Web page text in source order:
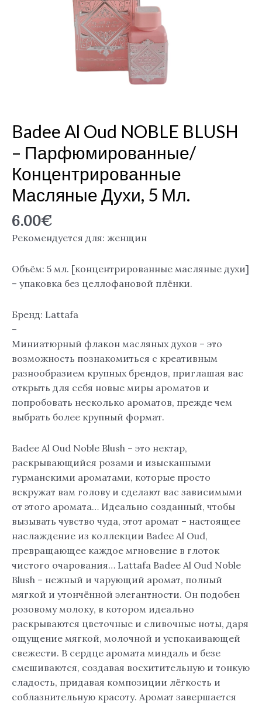
Badee Al Oud NOBLE BLUSH
– Парфюмированные/
Концентрированные
Масляные Духи, 5 Мл.
6.00€
Рекомендуется для: женщин
Объём: 5 мл. [концентрированные масляные духи]
– упаковка без целлофановой плёнки.
Бренд: Lattafa
–
Миниатюрный флакон масляных духов – это
возможность познакомиться с креативным
разнообразием крупных брендов, приглашая вас
открыть для себя новые миры ароматов и
попробовать несколько ароматов, прежде чем
выбрать более крупный формат.
Badee Al Oud Noble Blush – это нектар,
раскрывающийся розами и изысканными
гурманскими ароматами, которые просто
вскружат вам голову и сделают вас зависимыми
от этого аромата… Идеально созданный, чтобы
вызывать чувство чуда, этот аромат – настоящее
наслаждение из коллекции Badee Al Oud,
превращающее каждое мгновение в глоток
чистого очарования… Lattafa Badee Al Oud Noble
Blush – нежный и чарующий аромат, полный
мягкой и утончённой элегантности. Он подобен
розовому молоку, в котором идеально
раскрываются цветочные и сливочные ноты, даря
ощущение мягкой, молочной и успокаивающей
свежести. В сердце аромата миндаль и безе
смешиваются, создавая восхитительную и тонкую
сладость, придавая композиции лёгкость и
соблазнительную красоту. Аромат завершается
парфюмированные/
5
мл.